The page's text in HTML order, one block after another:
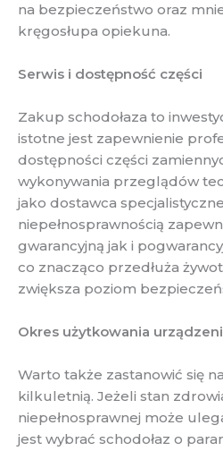
na bezpieczeństwo oraz
kręgosłupa opiekuna.
Serwis i dostępność części
Zakup schodołaza to
istotne jest zapewnienie
dostępności części
wykonywania przeglądów
jako dostawca
niepełnosprawnością
gwarancyjną jak i
co znacząco przedłuża
zwiększa poziom
Okres użytkowania
Warto także zastanowić się
kilkuletnią. Jeżeli stan
niepełnosprawnej może
jest wybrać schodołaz o